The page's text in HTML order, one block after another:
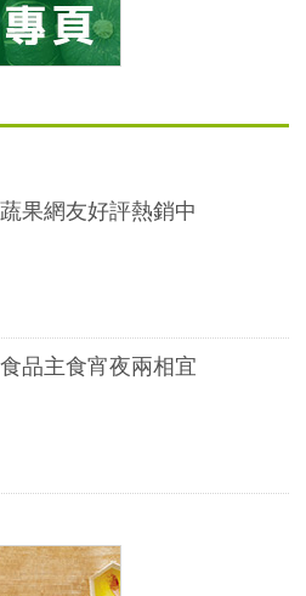
果網友好評熱銷中
品主食宵夜兩相宜